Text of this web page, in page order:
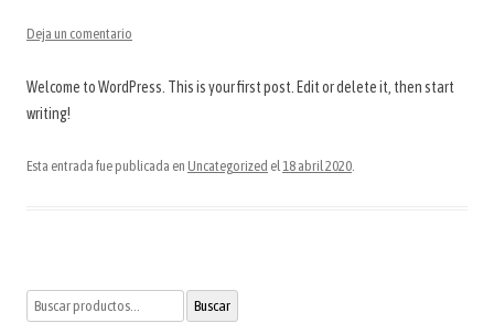
Deja un comentario
Welcome to WordPress. This is your first post. Edit or delete it, then start
writing!
Esta entrada fue publicada en Uncategorized el 18 abril 2020.
Buscar
por:
Buscar